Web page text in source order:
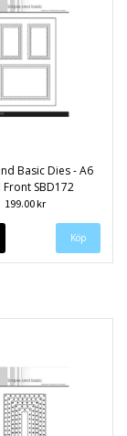
Basic Dies - A6
Front SBD172
199.00 kr